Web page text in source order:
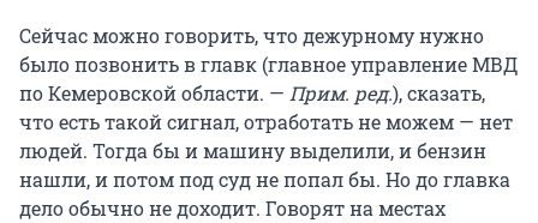
Сейчас можно говорить, что дежурному нужно
было позвонить в главк (главное управление МВД
по Кемеровской области. — Прим. ред.), сказать,
что есть такой сигнал, отработать не можем — нет
людей. Тогда бы и машину выделили, и бензин
нашли, и потом под суд не попал бы. Но до главка
дело обычно не доходит. Говорят на местах